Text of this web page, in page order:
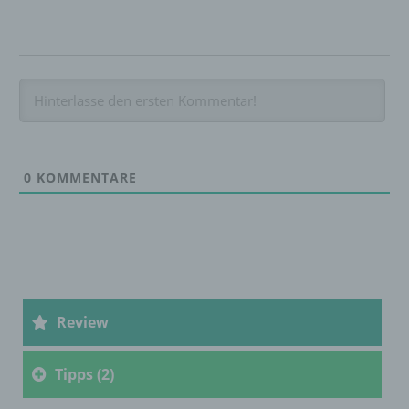
0 KOMMENTARE
Review
Tipps (2)
Zusammenhang mit personenbezogenen
Daten wie das Erheben, das Erfassen, die
Bereitstellung, den Abgleich oder die
Verknüpfung, die Einschränkung, das
d) Einschränkung der Verarbeitung